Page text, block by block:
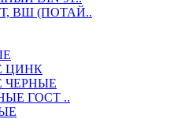
ВШ (ПОТАЙ..
ЦИНК
ЧЕРНЫЕ
ГОСТ ..